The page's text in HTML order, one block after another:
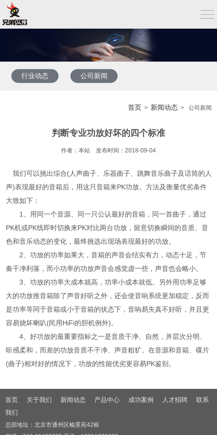
行业动态 公司新闻
首页 > 新闻动态 > 公司新闻
判断专业功放好坏的四个标准
作者：本站 发布时间：2018-09-04
我们可以挑出综合(人声曲子、乐器曲子、跳舞音乐曲子及话筒的人
声)表现最好的音箱后，用这只音箱来PK功放。方法及衡量优劣条件
大致如下：
1、用同一个音源、同一只公认最好的音箱，同一首曲子，通过
PK机或PK线即时切换来PK对比两台功放，留意切换瞬间的音质、音
色和音乐动态的变化，最终挑选出现场表现最好的功放。
2、功放的功率如果大，音箱的声音会结实有力，动态十足，节
奏干净利落，而小功率的功放声音会感觉虚一些，声音也会略小。
3、功放的功率大成本就高，功率小成本就低。另外用功率足够
大的功放推音箱除了声音好听之外，还会使音响系统更加稳定，反而
是功率等同于音箱或小于音箱的状态下，音响易失真不好听，并且更
容易烧坏喇叭(民用HiFi的胆机例外)。
4、好功放的最重要指标之一是音质干净、自然，并层次分明、
听感柔和，而差的功放音质不干净、声音粗犷。在音源和音箱、碟片
(曲子)相对好的情况下，功放的性能优劣更容易PK鉴别。
首页 关于我们 新闻动态 产品中心 成功案例 人才招聘
联系
我们
总部地址：北京市通州区榆景苑42栋